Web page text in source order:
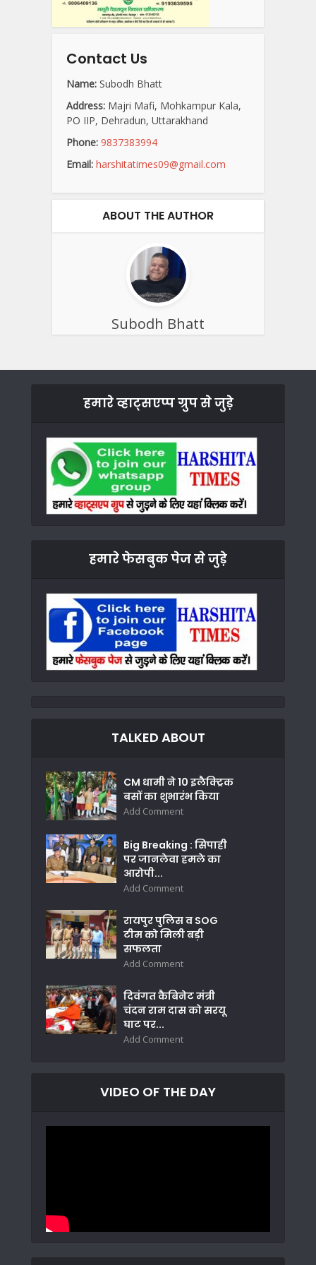
Contact Us
Name: Subodh Bhatt
Address: Majri Mafi, Mohkampur Kala,
PO IIP, Dehradun, Uttarakhand
Phone: 9837383994
Email: harshitatimes09@gmail.com
ABOUT THE AUTHOR
Subodh Bhatt
हमारे व्हाट्सएप्प ग्रुप से जुड़े
हमारे फेसबुक पेज से जुड़े
TALKED ABOUT
CM धामी ने 10 इलैक्ट्रिक
बसों का शुभारंभ किया
Add Comment
Big Breaking : सिपाही
पर जानलेवा हमले का
आरोपी...
Add Comment
रायपुर पुलिस व SOG
टीम को मिली बड़ी
सफलता
Add Comment
दिवंगत कैबिनेट मंत्री
चंदन राम दास को सरयू
घाट पर...
Add Comment
VIDEO OF THE DAY